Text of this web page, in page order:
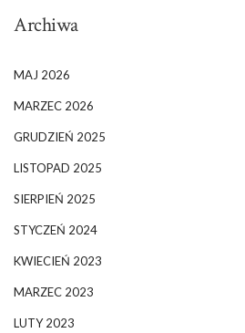
Archiwa
MAJ 2026
MARZEC 2026
GRUDZIEŃ 2025
LISTOPAD 2025
SIERPIEŃ 2025
STYCZEŃ 2024
KWIECIEŃ 2023
MARZEC 2023
LUTY 2023